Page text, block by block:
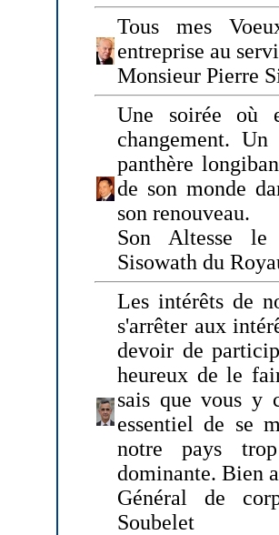
Tous mes
entreprise au
Monsieur Pierre
Une soirée où
changement.
panthère
de son monde
son renouveau.
Son Altesse le
Sisowath du
Les intérêts de
s'arrêter aux
devoir de
heureux de le
sais que vous y
essentiel de se
notre pays
dominante. Bien
Général de
Soubelet